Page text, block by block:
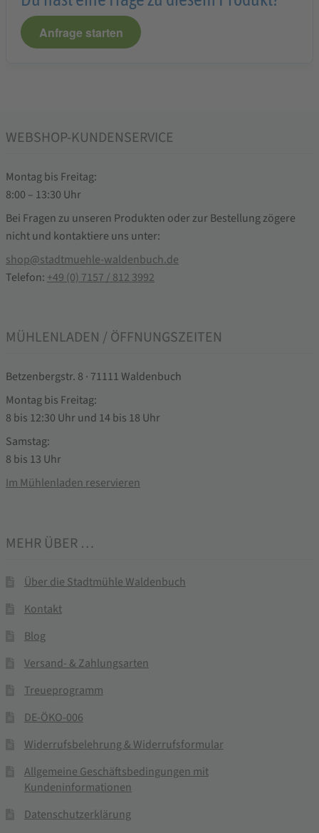
Anfrage starten
WEBSHOP-KUNDENSERVICE
Montag bis Freitag:
8:00 – 13:30 Uhr
Bei Fragen zu unseren Produkten oder zur Bestellung zögere
nicht und kontaktiere uns unter:
shop@stadtmuehle-waldenbuch.de
Telefon: +49 (0) 7157 / 812 3992
MÜHLENLADEN / ÖFFNUNGSZEITEN
Betzenbergstr. 8 · 71111 Waldenbuch
Montag bis Freitag:
8 bis 12:30 Uhr und 14 bis 18 Uhr
Samstag:
8 bis 13 Uhr
Im Mühlenladen reservieren
MEHR ÜBER …
Über die Stadtmühle Waldenbuch
Kontakt
Blog
Versand- & Zahlungsarten
Treueprogramm
DE-ÖKO-006
Widerrufsbelehrung & Widerrufsformular
Allgemeine Geschäftsbedingungen mit
Kundeninformationen
Datenschutzerklärung